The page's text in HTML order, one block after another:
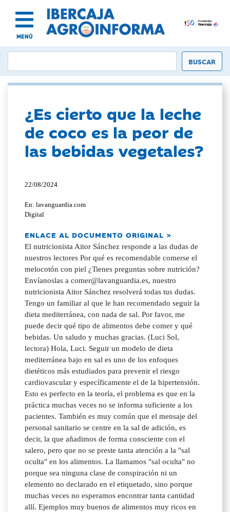
MENÚ
¿Es cierto que la leche
de coco es la peor de
las bebidas vegetales?
22/08/2024
En: lavanguardia.com
Digital
ENLACE AL DOCUMENTO ORIGINAL >
El nutricionista Aitor Sánchez responde a las dudas de
nuestros lectores Por qué es recomendable comerse el
melocotón con piel ¿Tienes preguntas sobre nutrición?
Envíanoslas a comer@lavanguardia.es, nuestro
nutricionista Aitor Sánchez resolverá todas tus dudas.
Tengo un familiar al que le han recomendado seguir la
dieta mediterránea, con nada de sal. Por favor, me
puede decir qué tipo de alimentos debe comer y qué
bebidas. Un saludo y muchas gracias. (Luci Sol,
lectora) Hola, Luci. Seguir un modelo de dieta
mediterránea bajo en sal es uno de los enfoques
dietéticos más estudiados para prevenir el riesgo
cardiovascular y específicamente el de la hipertensión.
Esto es perfecto en la teoría, el problema es que en la
práctica muchas veces no se informa suficiente a los
pacientes. También es muy común que el mensaje del
personal sanitario se centre en la sal de adición, es
decir, la que añadimos de forma consciente con el
salero, pero que no se preste tanta atención a la "sal
oculta" en los alimentos. La llamamos "sal oculta" no
porque sea ninguna clase de conspiración ni un
elemento no declarado en el etiquetado, sino porque
muchas veces no esperamos encontrar tanta cantidad
allí. Ejemplos muy buenos de alimentos muy ricos en